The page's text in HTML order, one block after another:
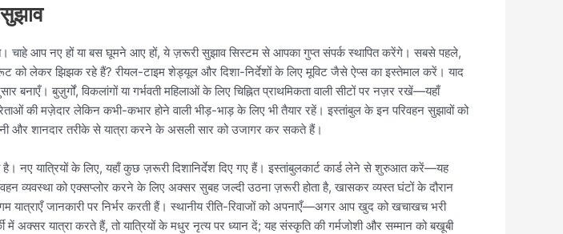
चाहे आप नए हों या बस घूमने आए हों, ये ज़रूरी सुझाव सिस्टम से आपका गुप्त संपर्क स्थापित करेंगे। सबसे पहले,
लेकर झिझक रहे हैं? रीयल-टाइम शेड्यूल और दिशा-निर्देशों के लिए मूविट जैसे ऐप्स का इस्तेमाल करें। याद
बुज़ुर्गों, विकलांगों या गर्भवती महिलाओं के लिए चिह्नित प्राथमिकता वाली सीटों पर नज़र रखें—यहाँ
की मज़ेदार लेकिन कभी-कभार होने वाली भीड़-भाड़ के लिए भी तैयार रहें। इस्तांबुल के इन परिवहन सुझावों को
और शानदार तरीके से यात्रा करने के असली सार को उजागर कर सकते हैं।
नए यात्रियों के लिए, यहाँ कुछ ज़रूरी दिशानिर्देश दिए गए हैं। इस्तांबुलकार्ट कार्ड लेने से शुरुआत करें—यह
व्यवस्था को एक्सप्लोर करने के लिए अक्सर सुबह जल्दी उठना ज़रूरी होता है, खासकर व्यस्त घंटों के दौरान
जानकारी पर निर्भर करती हैं। स्थानीय रीति-रिवाजों को अपनाएँ—अगर आप खुद को खचाखच भरी
यात्रा करते हैं, तो यात्रियों के मधुर नृत्य पर ध्यान दें; यह संस्कृति की गर्मजोशी और सम्मान को बखूबी